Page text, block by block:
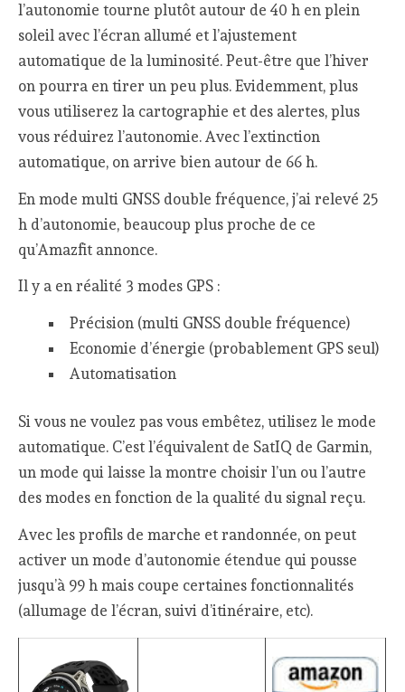
l’autonomie tourne plutôt autour de 40 h en plein
soleil avec l’écran allumé et l’ajustement
automatique de la luminosité. Peut-être que l’hiver
on pourra en tirer un peu plus. Evidemment, plus
vous utiliserez la cartographie et des alertes, plus
vous réduirez l’autonomie. Avec l’extinction
automatique, on arrive bien autour de 66 h.
En mode multi GNSS double fréquence, j’ai relevé 25
h d’autonomie, beaucoup plus proche de ce
qu’Amazfit annonce.
Il y a en réalité 3 modes GPS :
Précision (multi GNSS double fréquence)
Economie d’énergie (probablement GPS seul)
Automatisation
Si vous ne voulez pas vous embêtez, utilisez le mode
automatique. C’est l’équivalent de SatIQ de Garmin,
un mode qui laisse la montre choisir l’un ou l’autre
des modes en fonction de la qualité du signal reçu.
Avec les profils de marche et randonnée, on peut
activer un mode d’autonomie étendue qui pousse
jusqu’à 99 h mais coupe certaines fonctionnalités
(allumage de l’écran, suivi d’itinéraire, etc).